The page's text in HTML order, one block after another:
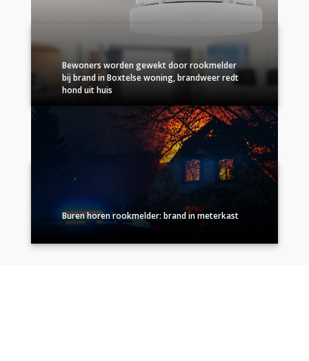
Bewoners worden gewekt door rookmelder
bij brand in Boxtelse woning, brandweer redt
hond uit huis
Buren horen rookmelder: brand in meterkast